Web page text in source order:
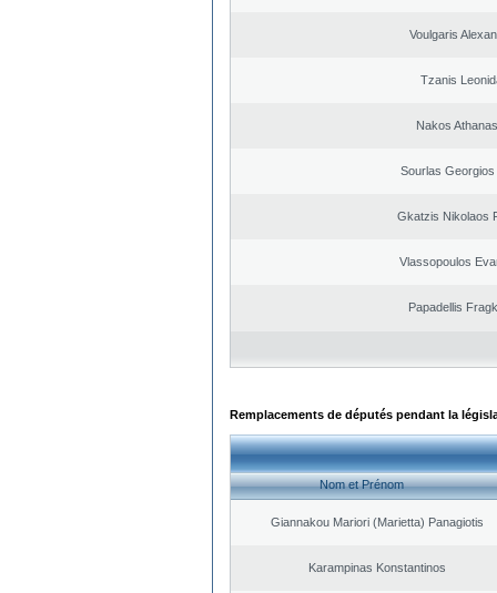
Voulgaris
Tzanis
Nakos
Sourlas Georgios
Gkatzis Nikolaos
Vlassopoulos
Papadellis
Remplacements de députés pendant la
Nom et Prénom
Giannakou Mariori (Marietta) Panagiotis
Karampinas Konstantinos